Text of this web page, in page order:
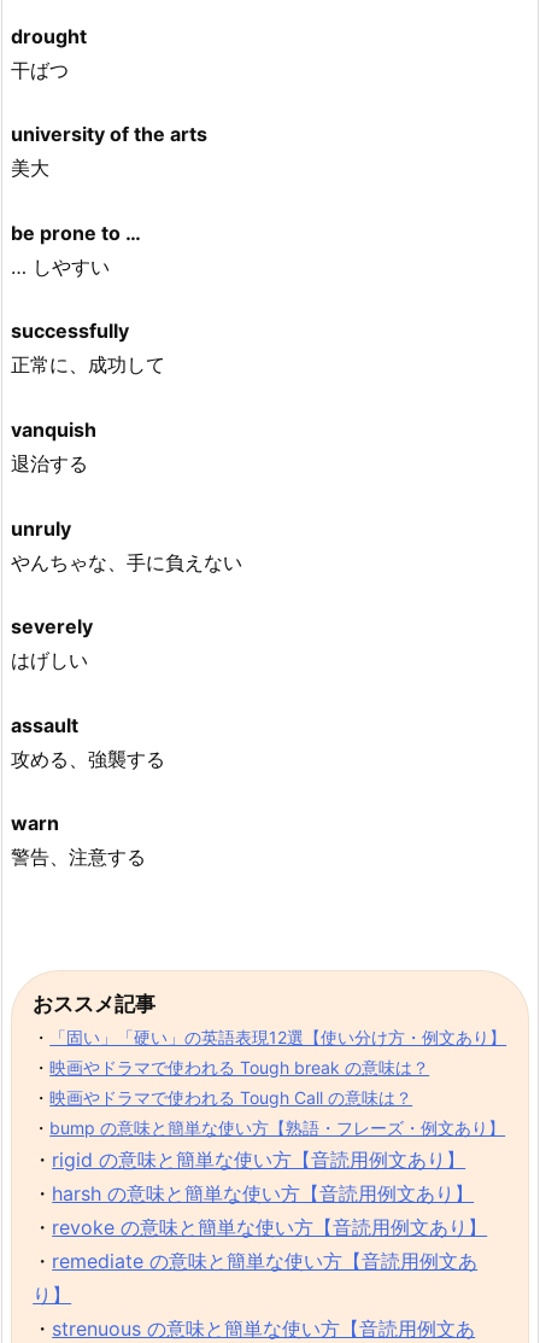
drought
干ばつ
university of the arts
美大
be prone to …
… しやすい
successfully
正常に、成功して
vanquish
退治する
unruly
やんちゃな、手に負えない
severely
はげしい
assault
攻める、強襲する
warn
警告、注意する
おススメ記事
・
「固い」「硬い」の英語表現12選【使い分け方・例文あり】
・映画やドラマで使われる Tough break の意味は？
・映画やドラマで使われる Tough Call の意味は？
・ bump の意味と簡単な使い方【熟語・フレーズ・例文あり】
・ rigid の意味と簡単な使い方【音読用例文あり】
・ harsh の意味と簡単な使い方【音読用例文あり】
・ revoke の意味と簡単な使い方【音読用例文あり】
・ remediate の意味と簡単な使い方【音読用例文あ
り】
・ strenuous の意味と簡単な使い方【音読用例文あ